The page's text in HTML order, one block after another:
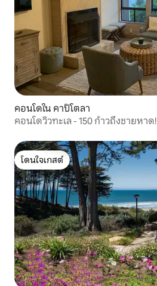
คอนโดใน คาปิโตลา
คอนโดวิวทะเล - 150 ก้าวถึงชายหาด!
โดนใจเกสต์
โดนใจเกสต์